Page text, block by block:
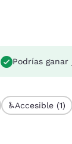
Podrías ganar
Accesible (1)